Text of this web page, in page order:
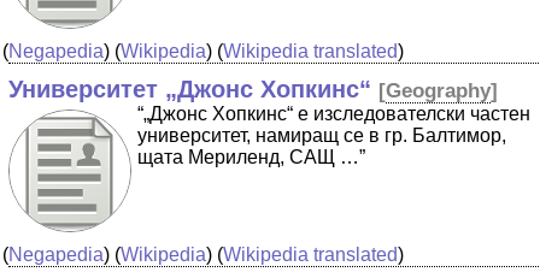
(Negapedia) (Wikipedia) (Wikipedia translated)
Университет „Джонс Хопкинс“ [Geography]
“„Джонс Хопкинс“ е изследователски частен
университет, намиращ се в гр. Балтимор,
щата Мериленд, САЩ …”
(Negapedia) (Wikipedia) (Wikipedia translated)